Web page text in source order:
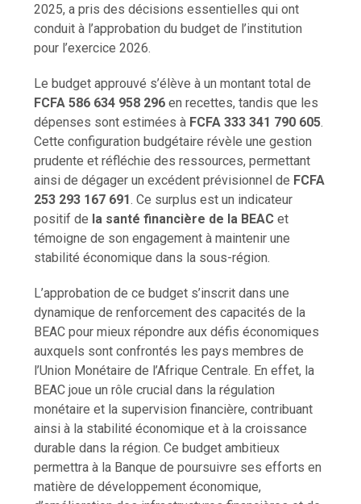
2025, a pris des décisions essentielles qui ont
conduit à l’approbation du budget de l’institution
pour l’exercice 2026.
Le budget approuvé s’élève à un montant total de
FCFA 586 634 958 296 en recettes, tandis que les
dépenses sont estimées à FCFA 333 341 790 605.
Cette configuration budgétaire révèle une gestion
prudente et réfléchie des ressources, permettant
ainsi de dégager un excédent prévisionnel de FCFA
253 293 167 691. Ce surplus est un indicateur
positif de la santé financière de la BEAC et
témoigne de son engagement à maintenir une
stabilité économique dans la sous-région.
L’approbation de ce budget s’inscrit dans une
dynamique de renforcement des capacités de la
BEAC pour mieux répondre aux défis économiques
auxquels sont confrontés les pays membres de
l’Union Monétaire de l’Afrique Centrale. En effet, la
BEAC joue un rôle crucial dans la régulation
monétaire et la supervision financière, contribuant
ainsi à la stabilité économique et à la croissance
durable dans la région. Ce budget ambitieux
permettra à la Banque de poursuivre ses efforts en
matière de développement économique,